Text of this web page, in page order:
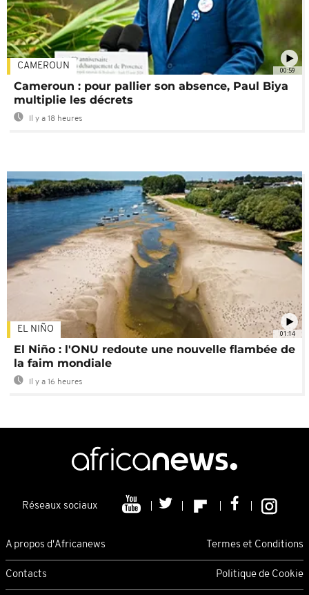
00:59
CAMEROUN
Cameroun : pour pallier son absence, Paul Biya
multiplie les décrets
Il y a 18 heures
01:14
EL NIÑO
El Niño : l'ONU redoute une nouvelle flambée de
la faim mondiale
Il y a 16 heures
Réseaux sociaux
A propos d'Africanews Termes et Conditions
Contacts Politique de Cookie